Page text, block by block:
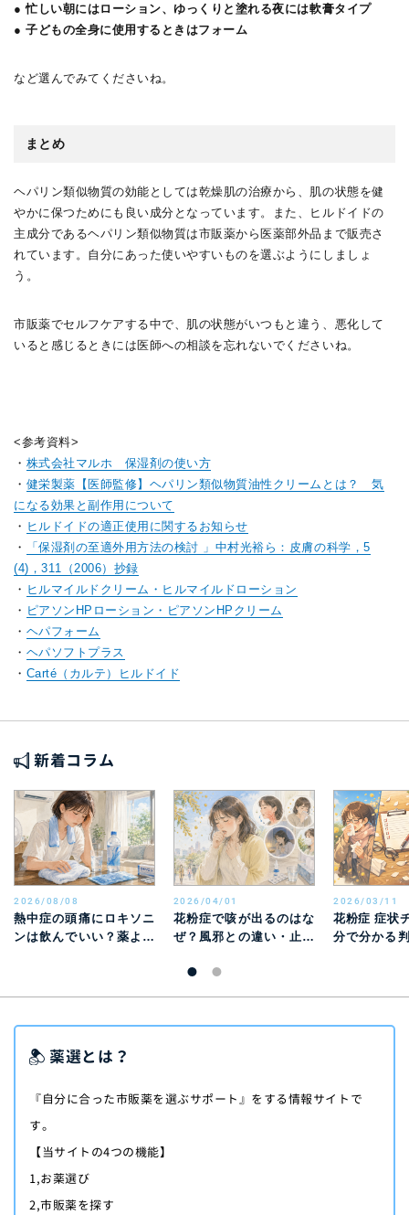
● 忙しい朝にはローション、ゆっくりと塗れる夜には軟膏タイプ
● 子どもの全身に使用するときはフォーム
など選んでみてくださいね。
まとめ
ヘパリン類似物質の効能としては乾燥肌の治療から、肌の状態を健
やかに保つためにも良い成分となっています。また、ヒルドイドの
主成分であるヘパリン類似物質は市販薬から医薬部外品まで販売さ
れています。自分にあった使いやすいものを選ぶようにしましょ
う。
市販薬でセルフケアする中で、肌の状態がいつもと違う、悪化して
いると感じるときには医師への相談を忘れないでくださいね。
<参考資料>
・ 株式会社マルホ 保湿剤の使い方
・ 健栄製薬【医師監修】ヘパリン類似物質油性クリームとは？ 気
になる効果と副作用について
・ ヒルドイドの適正使用に関するお知らせ
・
「保湿剤の至適外用方法の検討 」中村光裕ら：皮膚の科学，5
(4)，311（2006）抄録
・ ヒルマイルドクリーム・ヒルマイルドローション
・ ピアソンHPローション・ピアソンHPクリーム
・ ヘパフォーム
・ ヘパソフトプラス
・ Carté（カルテ）ヒルドイド
新着コラム
2026/08/08
熱中症の頭痛にロキソニ
ンは飲んでいい？薬より
2026/04/01
花粉症で咳が出るのはな
ぜ？風邪との違い・止ま
2026/03/11
花粉症 症状
分で分かる
薬選とは？
『自分に合った市販薬を選ぶサポート』をする情報サイトで
す。
【当サイトの4つの機能】
1,お薬選び
2,市販薬を探す